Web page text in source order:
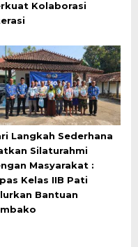
Kolaborasi
Langkah Sederhana
Silaturahmi
Masyarakat :
Kelas IIB Pati
Bantuan